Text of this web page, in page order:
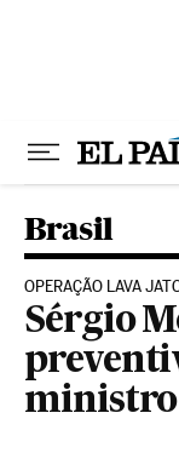
Brasil
OPERAÇÃO LAVA
Sérgio
ministro